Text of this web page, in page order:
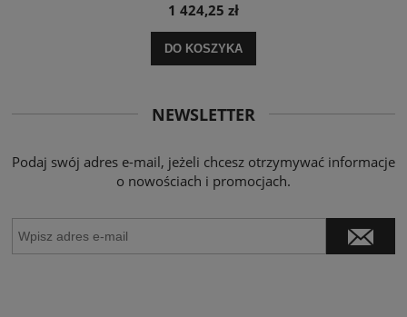
1 424,25 zł
DO KOSZYKA
NEWSLETTER
Podaj swój adres e-mail, jeżeli chcesz otrzymywać informacje
o nowościach i promocjach.